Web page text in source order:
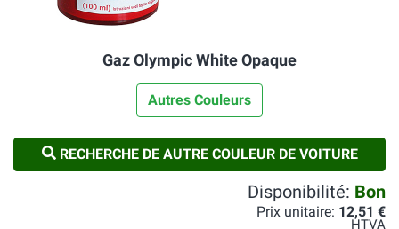
Gaz Olympic White Opaque
Autres Couleurs
RECHERCHE DE AUTRE COULEUR DE VOITURE
Disponibilité: Bon
Prix unitaire: 12,51 €
HTVA